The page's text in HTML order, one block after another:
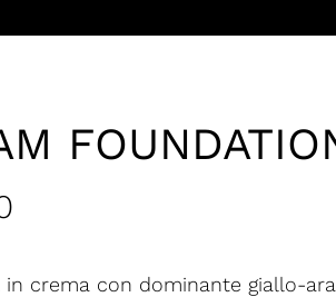
in crema con dominante giallo-